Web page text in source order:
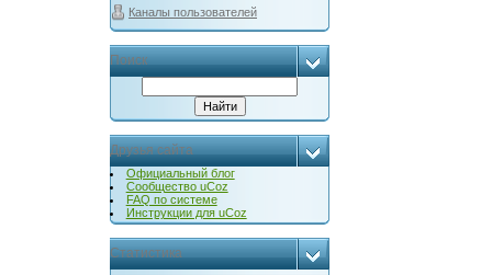
Каналы пользователей
Поиск
Друзья сайта
Официальный блог
Сообщество uCoz
FAQ по системе
Инструкции для uCoz
Статистика